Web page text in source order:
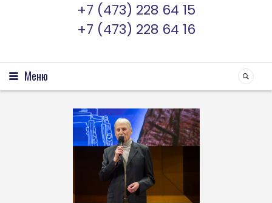
+7 (473) 228 64 15
+7 (473) 228 64 16
Меню